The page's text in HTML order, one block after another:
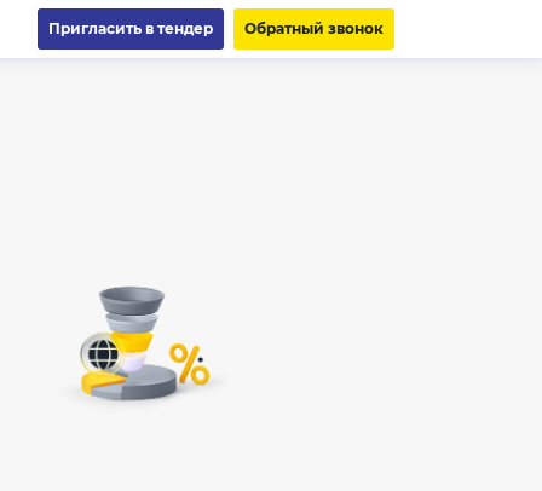
Пригласить в тендер Обратный звонок